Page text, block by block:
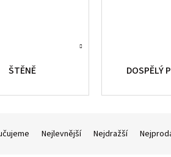
ŠTĚNĚ DOSPĚLÝ
Nejlevnější Nejdražší